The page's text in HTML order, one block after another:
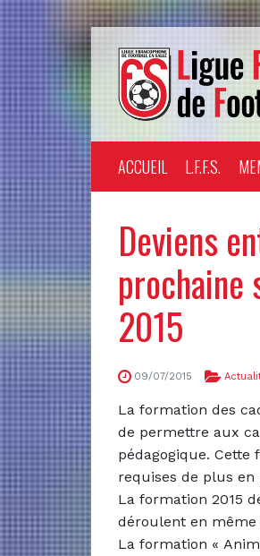
ACCUEIL L.F.F.S.
Deviens
prochaine
2015
09/07/2015
La formation des
de permettre aux
pédagogique.
requises de plus
La formation 2015
déroulent en même
La formation «